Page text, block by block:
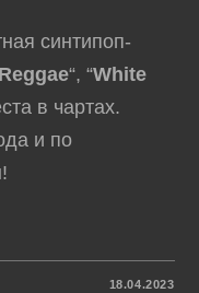
синтипоп-
“, “White
в чартах.
и по
18.04.2023